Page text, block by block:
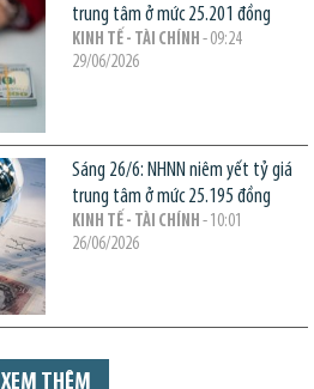
trung tâm ở mức 25.201 đồng
KINH TẾ - TÀI CHÍNH - 09:24
29/06/2026
Sáng 26/6: NHNN niêm yết tỷ giá
trung tâm ở mức 25.195 đồng
KINH TẾ - TÀI CHÍNH - 10:01
26/06/2026
XEM THÊM